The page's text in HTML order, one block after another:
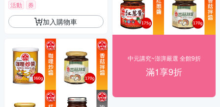
活動 券
加入購物車
中元講究~澎湃嚴選 全館9折
滿1享9折